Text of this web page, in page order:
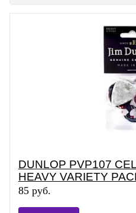
DUNLOP PVP107
HEAVY VARIETY
85 руб.